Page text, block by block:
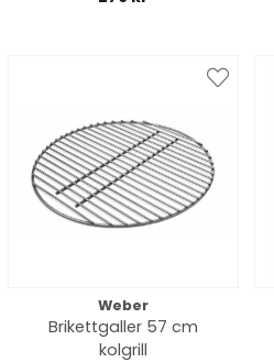
Weber
Brikettgaller 57 cm
kolgrill